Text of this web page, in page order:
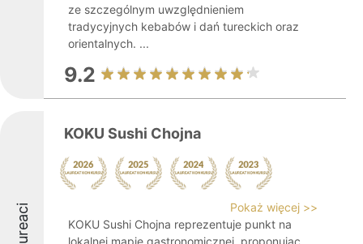
ze szczególnym uwzględnieniem
tradycyjnych kebabów i dań tureckich oraz
orientalnych. ...
9.2
Laureaci
KOKU Sushi Chojna
Pokaż więcej >>
KOKU Sushi Chojna reprezentuje punkt na
lokalnej mapie gastronomicznej, proponując